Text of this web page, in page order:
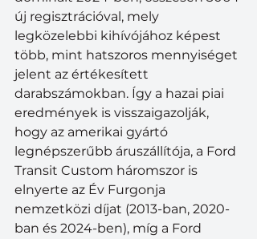
új regisztrációval, mely
legközelebbi kihívójához képest
több, mint hatszoros mennyiséget
jelent az értékesített
darabszámokban. Így a hazai piai
eredmények is visszaigazolják,
hogy az amerikai gyártó
legnépszerűbb áruszállítója, a Ford
Transit Custom háromszor is
elnyerte az Év Furgonja
nemzetközi díjat (2013-ban, 2020-
ban és 2024-ben), míg a Ford